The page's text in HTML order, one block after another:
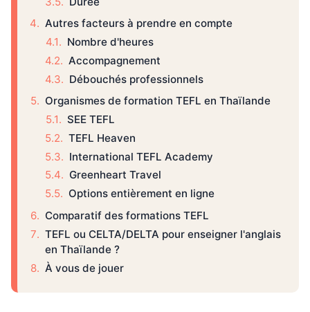
Autres facteurs à prendre en compte
Nombre d'heures
Accompagnement
Débouchés professionnels
Organismes de formation TEFL en Thaïlande
SEE TEFL
TEFL Heaven
International TEFL Academy
Greenheart Travel
Options entièrement en ligne
Comparatif des formations TEFL
TEFL ou CELTA/DELTA pour enseigner l'anglais
en Thaïlande ?
À vous de jouer